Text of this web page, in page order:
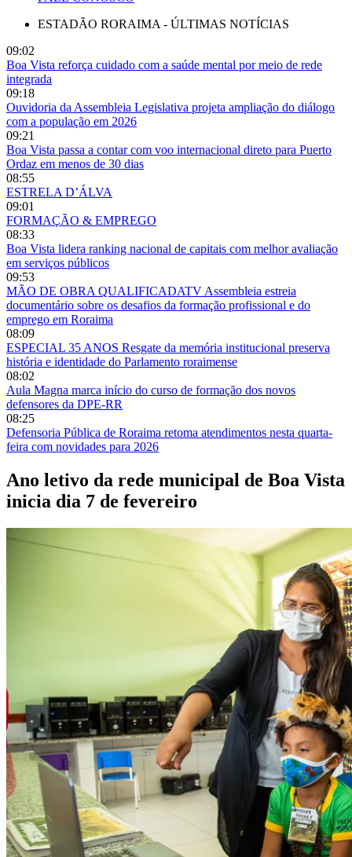
ESTADÃO RORAIMA - ÚLTIMAS NOTÍCIAS
09:02
Boa Vista reforça cuidado com a saúde mental por meio de rede
integrada
09:18
Ouvidoria da Assembleia Legislativa projeta ampliação do diálogo
com a população em 2026
09:21
Boa Vista passa a contar com voo internacional direto para Puerto
Ordaz em menos de 30 dias
08:55
ESTRELA D’ÁLVA
09:01
FORMAÇÃO & EMPREGO
08:33
Boa Vista lidera ranking nacional de capitais com melhor avaliação
em serviços públicos
09:53
MÃO DE OBRA QUALIFICADATV Assembleia estreia
documentário sobre os desafios da formação profissional e do
emprego em Roraima
08:09
ESPECIAL 35 ANOS Resgate da memória institucional preserva
história e identidade do Parlamento roraimense
08:02
Aula Magna marca início do curso de formação dos novos
defensores da DPE-RR
08:25
Defensoria Pública de Roraima retoma atendimentos nesta quarta-
feira com novidades para 2026
Ano letivo da rede municipal de Boa Vista
inicia dia 7 de fevereiro